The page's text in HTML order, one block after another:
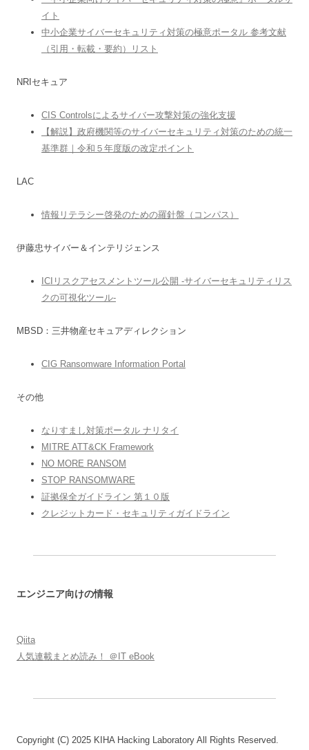
イト
中小企業サイバーセキュリティ対策の極意ポータル 参考文献
（引用・転載・要約）リスト
NRIセキュア
CIS Controlsによるサイバー攻撃対策の強化支援
【解説】政府機関等のサイバーセキュリティ対策のための統一
基準群｜令和５年度版の改定ポイント
LAC
情報リテラシー啓発のための羅針盤（コンパス）
伊藤忠サイバー＆インテリジェンス
ICIリスクアセスメントツール公開 -サイバーセキュリティリス
クの可視化ツール-
MBSD：三井物産セキュアディレクション
CIG Ransomware Information Portal
その他
なりすまし対策ポータル ナリタイ
MITRE ATT&CK Framework
NO MORE RANSOM
STOP RANSOMWARE
証拠保全ガイドライン 第１０版
クレジットカード・セキュリティガイドライン
エンジニア向けの情報
Qiita
人気連載まとめ読み！ ＠IT eBook
Copyright (C) 2025 KIHA Hacking Laboratory All Rights Reserved.